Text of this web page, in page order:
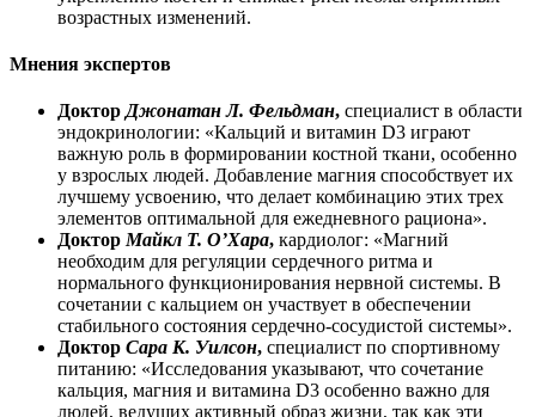
возрастных изменений.
Мнения экспертов
Доктор Джонатан Л. Фельдман, специалист в области
эндокринологии: «Кальций и витамин D3 играют
важную роль в формировании костной ткани, особенно
у взрослых людей. Добавление магния способствует их
лучшему усвоению, что делает комбинацию этих трех
элементов оптимальной для ежедневного рациона».
Доктор Майкл Т. О’Хара, кардиолог: «Магний
необходим для регуляции сердечного ритма и
нормального функционирования нервной системы. В
сочетании с кальцием он участвует в обеспечении
стабильного состояния сердечно-сосудистой системы».
Доктор Сара К. Уилсон, специалист по спортивному
питанию: «Исследования указывают, что сочетание
кальция, магния и витамина D3 особенно важно для
людей, ведущих активный образ жизни, так как эти